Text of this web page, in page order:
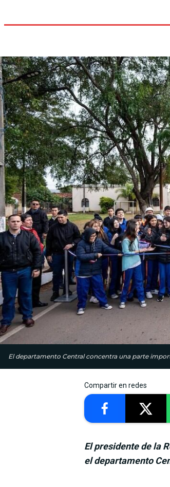
El departamento Central concentra una parte
Compartir en redes
El presidente de la
el departamento